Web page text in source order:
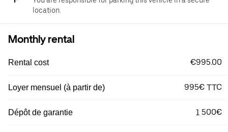
location.
Monthly rental
Rental cost €995.00
Loyer mensuel (à partir de) 995€ TTC
Dépôt de garantie 1 500€